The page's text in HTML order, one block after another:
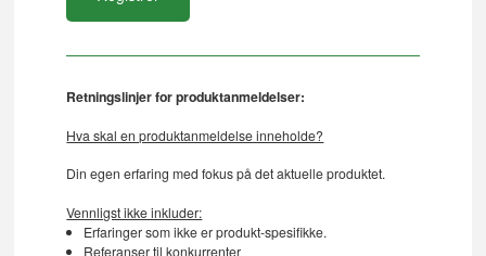
Retningslinjer for produktanmeldelser:
Hva skal en produktanmeldelse inneholde?
Din egen erfaring med fokus på det aktuelle produktet.
Vennligst ikke inkluder:
Erfaringer som ikke er produkt-spesifikke.
Referanser til konkurrenter